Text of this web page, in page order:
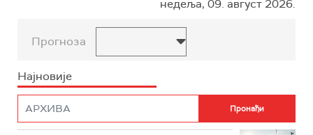
недеља, 09. август 2026.
Прогноза
Најновије